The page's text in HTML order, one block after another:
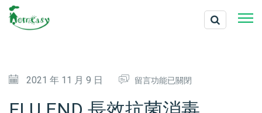
2021 年 11 月 9 日
在
留言功能已關閉